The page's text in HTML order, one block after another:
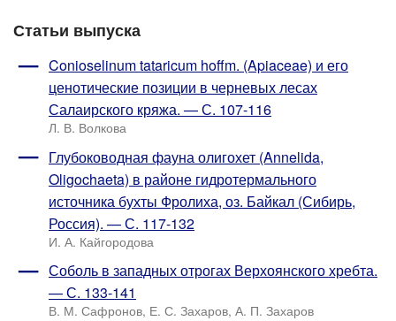
Статьи выпуска
Conioselinum tataricum hoffm. (Apiaceae) и его
ценотические позиции в черневых лесах
Салаирского кряжа. — С. 107-116
Л. В. Волкова
Глубоководная фауна олигохет (Annelida,
Oligochaeta) в районе гидротермального
источника бухты Фролиха, оз. Байкал (Сибирь,
Россия). — С. 117-132
И. А. Кайгородова
Соболь в западных отрогах Верхоянского хребта.
— С. 133-141
В. М. Сафронов, Е. С. Захаров, А. П. Захаров